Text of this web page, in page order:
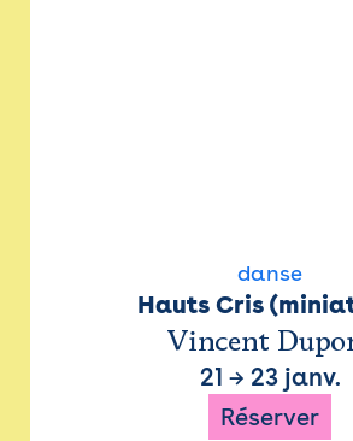
danse
Hauts Cris
Vincent
21 → 23 janv.
Réserver